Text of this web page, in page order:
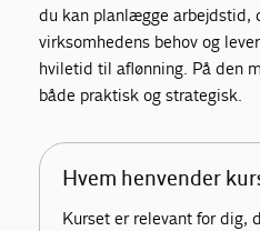
du kan planlægge arbejdstid,
virksomhedens behov og
hviletid til aflønning. På den
både praktisk og strategisk.
Hvem henvender
Kurset er relevant for dig,